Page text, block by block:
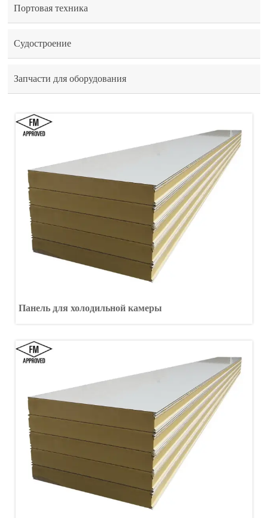
Портовая техника
Судостроение
Запчасти для оборудования
Панель для холодильной камеры